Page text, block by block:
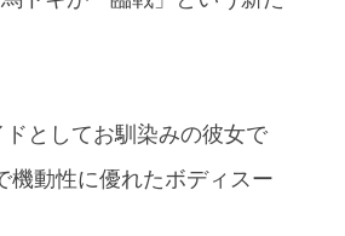
としてお馴染みの彼女で
機動性に優れたボディスー